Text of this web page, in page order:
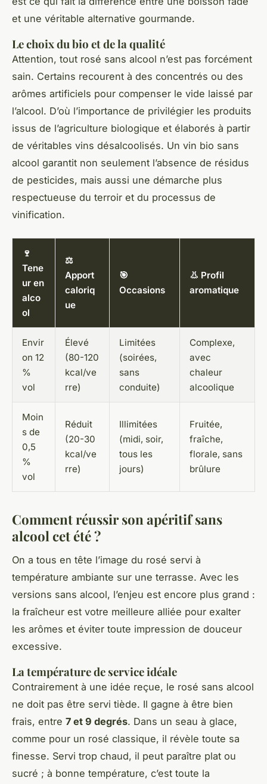
et une véritable alternative gourmande.
Le choix du bio et de la qualité
Attention, tout rosé sans alcool n’est pas forcément
sain. Certains recourent à des concentrés ou des
arômes artificiels pour compenser le vide laissé par
l’alcool. D’où l’importance de privilégier les produits
issus de l’agriculture biologique et élaborés à partir
de véritables vins désalcoolisés. Un vin bio sans
alcool garantit non seulement l’absence de résidus
de pesticides, mais aussi une démarche plus
respectueuse du terroir et du processus de
vinification.
🍷
Tene
ur en
alco
ol
⚖️
Apport
caloriq
ue
🎯
Occasions
👃 Profil
aromatique
Envir
on 12
%
vol
Élevé
(80-120
kcal/ve
rre)
Limitées
(soirées,
sans
conduite)
Complexe,
avec
chaleur
alcoolique
Moin
s de
0,5
%
vol
Réduit
(20-30
kcal/ve
rre)
Illimitées
(midi, soir,
tous les
jours)
Fruitée,
fraîche,
florale, sans
brûlure
Comment réussir son apéritif sans
alcool cet été ?
On a tous en tête l’image du rosé servi à
température ambiante sur une terrasse. Avec les
versions sans alcool, l’enjeu est encore plus grand :
la fraîcheur est votre meilleure alliée pour exalter
les arômes et éviter toute impression de douceur
excessive.
La température de service idéale
Contrairement à une idée reçue, le rosé sans alcool
ne doit pas être servi tiède. Il gagne à être bien
frais, entre 7 et 9 degrés. Dans un seau à glace,
comme pour un rosé classique, il révèle toute sa
finesse. Servi trop chaud, il peut paraître plat ou
sucré ; à bonne température, c’est toute la